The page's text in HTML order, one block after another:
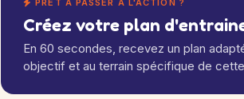
PRÊT À PASSER À L'ACTION ?
Créez votre plan
En 60 secondes, recevez un plan
objectif et au terrain spécifique de